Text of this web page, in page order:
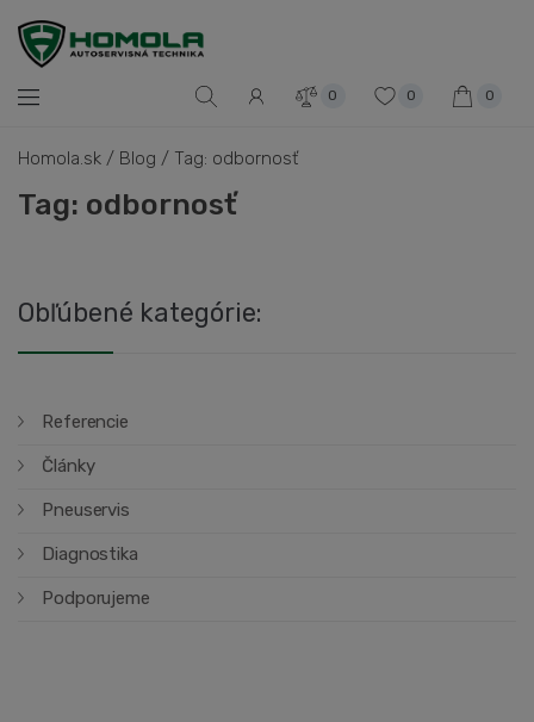
0 0 0
Homola.sk / Blog / Tag: odbornosť
Tag: odbornosť
Obľúbené kategórie:
Referencie
Články
Pneuservis
Diagnostika
Podporujeme